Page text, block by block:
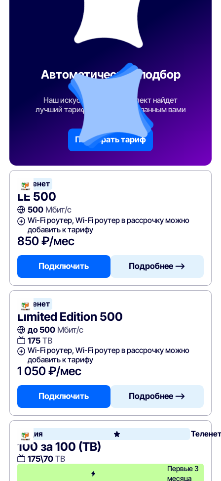
Автоматический подбор
Наш искусственный интеллект найдет
лучший тарифный план по указанным вами
Подобрать тариф
Теленет
LE 500
500Мбит/с
Wi-Fi роутер, Wi-Fi роутер в рассрочку можно
добавить к тарифу
850 ₽/мес
Подключить Подробнее —>
Теленет
Limited Edition 500
до 500Мбит/с
175ТВ
Wi-Fi роутер, Wi-Fi роутер в рассрочку можно
добавить к тарифу
1 050 ₽/мес
Подключить Подробнее —>
Акция
100 за 100 (ТВ)
175\70ТВ
Первые 3
месяца